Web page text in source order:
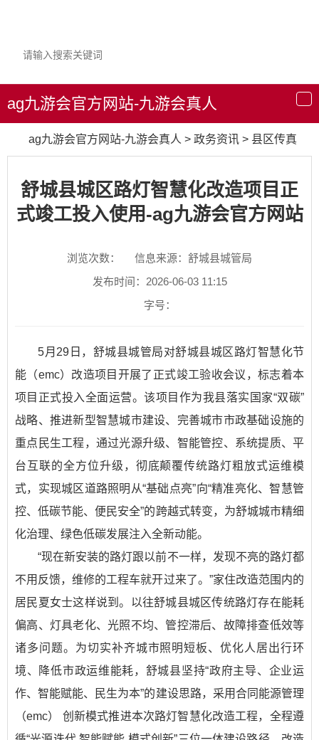
导
航
ag九游会官方网站-九游会真人
ag九游会官方网站-九游会真人 > 政务资讯 > 县区传真
舒城县城区路灯智慧化改造项目正
式竣工投入使用-ag九游会官方网站
浏览次数：
信息来源：舒城县城管局
发布时间：2026-06-03 11:15
字号：
5月29日，舒城县城管局对舒城县城区路灯智慧化节
能（emc）改造项目开展了正式竣工验收会议，标志着本
项目正式投入全面运营。该项目作为我县落实国家“双碳”
战略、推进新型智慧城市建设、完善城市市政基础设施的
重点民生工程，通过光源升级、智能管控、系统提质、平
台互联的全方位升级，彻底颠覆传统路灯粗放式运维模
式，实现城区道路照明从“基础点亮”向“精准亮化、智慧管
控、低碳节能、便民安全”的跨越式转变，为舒城城市精细
化治理、绿色低碳发展注入全新动能。
“现在新安装的路灯跟以前不一样，发现不亮的路灯都
不用反馈，维修的工程车就开过来了。”家住改造范围内的
居民夏女士这样说到。以往舒城县城区传统路灯存在能耗
偏高、灯具老化、光照不均、管控滞后、故障排查低效等
诸多问题。为切实补齐城市照明短板、优化人居出行环
境、降低市政运维能耗，舒城县坚持“政府主导、企业运
作、智能赋能、民生为本”的建设思路，采用合同能源管理
（emc） 创新模式推进本次路灯智慧化改造工程，全程遵